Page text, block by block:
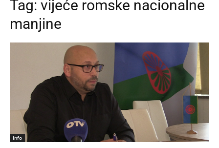
Tag: vijeće romske nacionalne
manjine
Info